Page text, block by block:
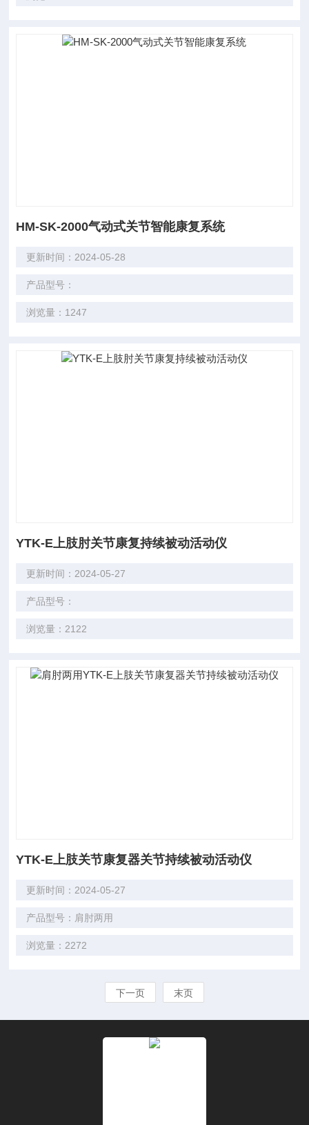
HM-SK-2000气动式关节智能康复系统
更新时间：2024-05-28
产品型号：
浏览量：1247
YTK-E上肢肘关节康复持续被动活动仪
更新时间：2024-05-27
产品型号：
浏览量：2122
YTK-E上肢关节康复器关节持续被动活动仪
更新时间：2024-05-27
产品型号：肩肘两用
浏览量：2272
下一页 末页